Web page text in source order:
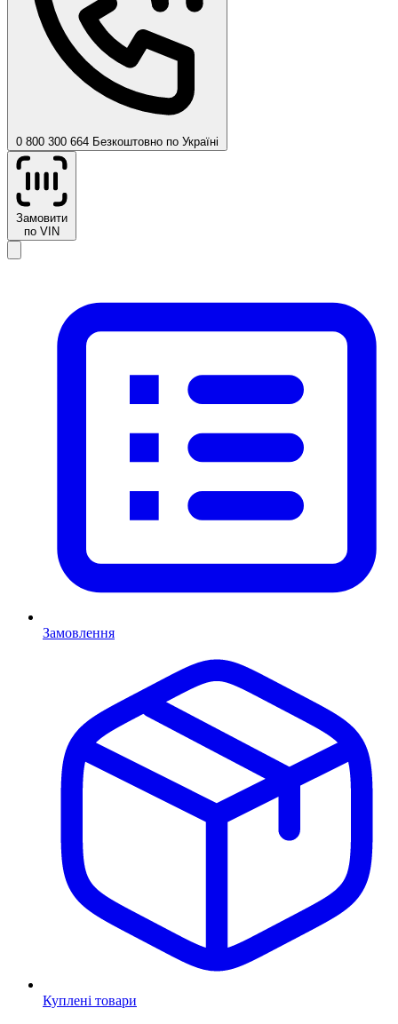
0 800 300 664 Безкоштовно по Україні
Замовити
по VIN
Замовлення
Куплені товари